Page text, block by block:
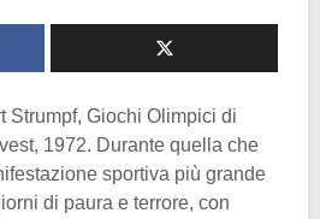
Strumpf, Giochi Olimpici di
1972. Durante quella che
sportiva più grande
di paura e terrore, con